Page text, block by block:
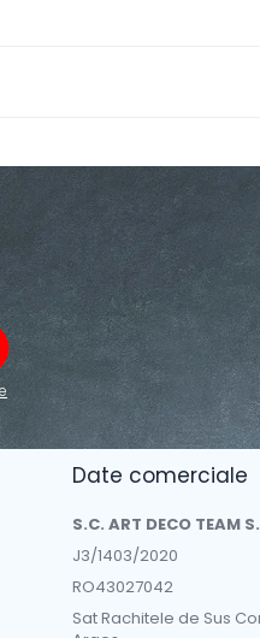
Date comerciale
S.C. ART DECO TEAM
J3/1403/2020
RO43027042
Sat Rachitele de Sus